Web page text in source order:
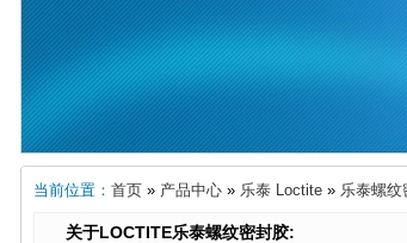
当前位置： 首页 » 产品中心 » 乐泰 Loctite » 乐泰螺纹
关于LOCTITE乐泰螺纹密封胶: